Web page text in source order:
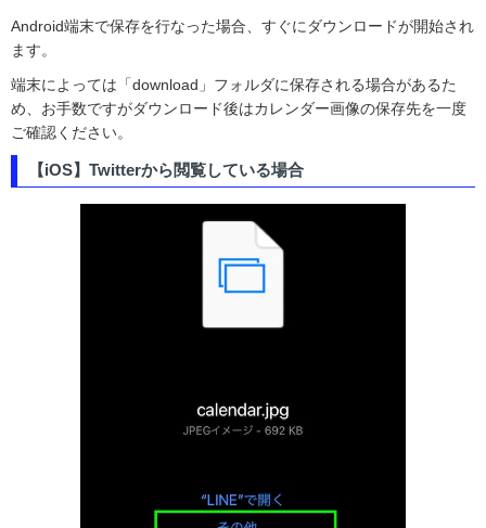
Android端末で保存を行なった場合、すぐにダウンロードが開始され
ます。
端末によっては「download」フォルダに保存される場合があるた
め、お手数ですがダウンロード後はカレンダー画像の保存先を一度
ご確認ください。
【iOS】Twitterから閲覧している場合